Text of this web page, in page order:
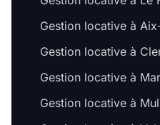
Gestion locative à
Gestion locative à
Gestion locative à
Gestion locative à